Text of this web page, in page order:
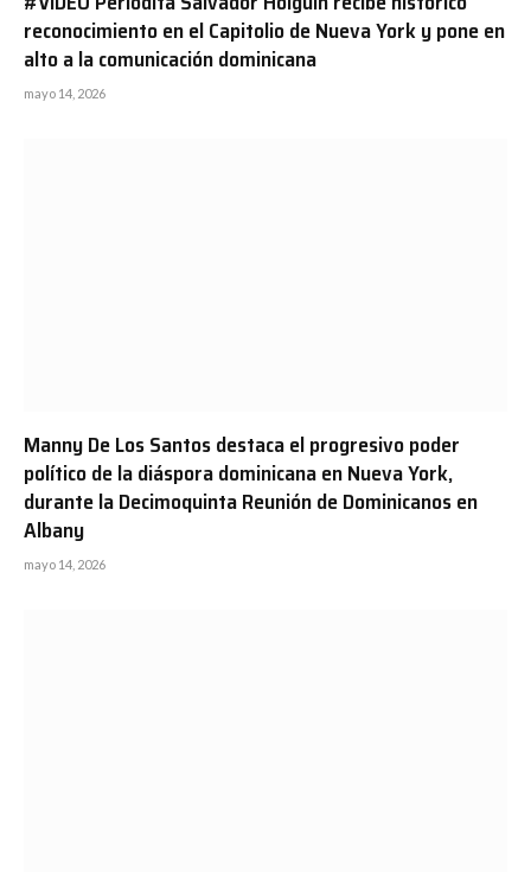
reconocimiento en el Capitolio de Nueva York y pone en
alto a la comunicación dominicana
mayo 14, 2026
Manny De Los Santos destaca el progresivo poder
político de la diáspora dominicana en Nueva York,
durante la Decimoquinta Reunión de Dominicanos en
Albany
mayo 14, 2026